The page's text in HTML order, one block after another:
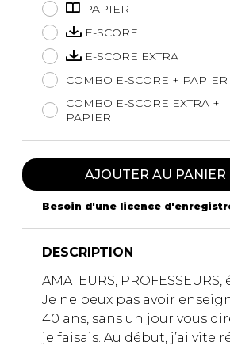
PAPIER
E-SCORE
E-SCORE EXTRA
COMBO E-SCORE + PAPIER
COMBO E-SCORE EXTRA +
PAPIER
AJOUTER AU PANIER
Besoin d'une licence
DESCRIPTION
AMATEURS,
Je ne peux pas avoir
40 ans, sans un jour vous
je faisais. Au début, j’ai vite